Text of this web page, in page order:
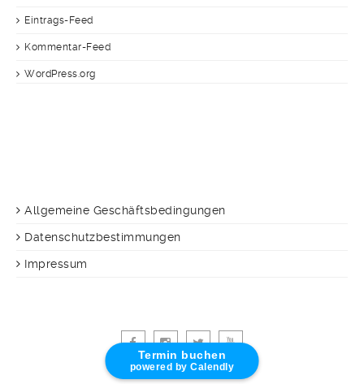
Termin buchen
powered by Calendly
Eintrags-Feed
Kommentar-Feed
WordPress.org
Allgemeine Geschäftsbedingungen
Datenschutzbestimmungen
Impressum